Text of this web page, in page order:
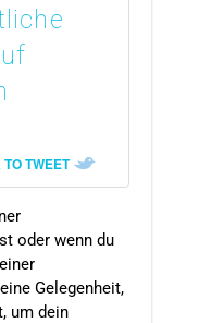
TWEET
oder wenn du
Gelegenheit,
um dein